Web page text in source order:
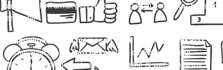
jadwal malam untuk penumpang yang ingin berangkat setelah
jam kerja.
6. Bagaimana cara memesan tiket travel Pati Bekasi?
Pemesanantravel Pati Bekasibisa dilakukan melalui
WhatsApp, telepon, atau booking online di website resmi